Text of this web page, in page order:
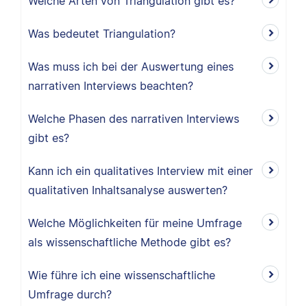
Was bedeutet Triangulation?
Was muss ich bei der Auswertung eines
narrativen Interviews beachten?
Welche Phasen des narrativen Interviews
gibt es?
Kann ich ein qualitatives Interview mit einer
qualitativen Inhaltsanalyse auswerten?
Welche Möglichkeiten für meine Umfrage
als wissenschaftliche Methode gibt es?
Wie führe ich eine wissenschaftliche
Umfrage durch?